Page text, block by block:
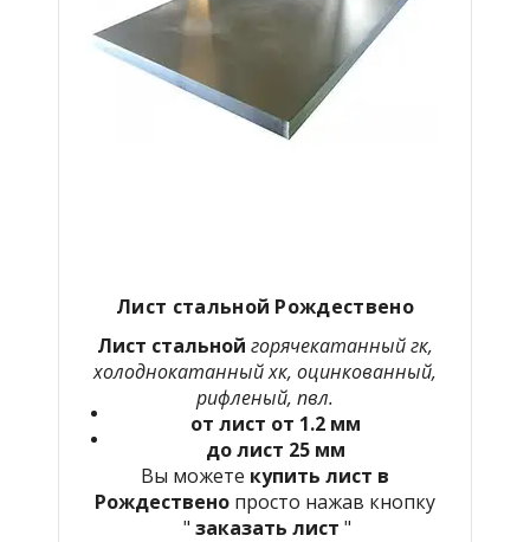
Лист стальной Рождествено
Лист стальной горячекатанный гк,
холоднокатанный хк, оцинкованный,
рифленый, пвл.
от лист от 1.2 мм
до лист 25 мм
Вы можете купить лист в
Рождествено просто нажав кнопку
" заказать лист "